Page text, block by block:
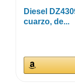
Diesel
cuarzo, de...